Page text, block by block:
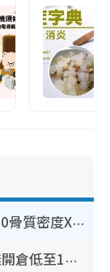
港大推賽馬會強化骨骼計劃！$100骨質密度X光檢查 完成免費運動訓練送超市禮券！附參加資格
開倉優惠 | 尖沙咀海港城名牌波鞋開倉低至1折！On鞋$899起／Joy&Peace鞋履$98起